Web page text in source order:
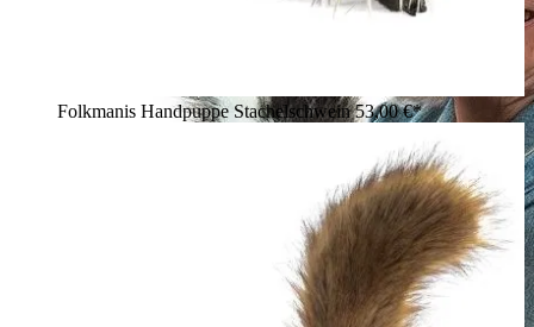
Folkmanis Handpuppe Stachelschwein53,00 €*